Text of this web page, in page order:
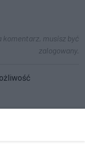
komentarz, musisz być
zalogowany.